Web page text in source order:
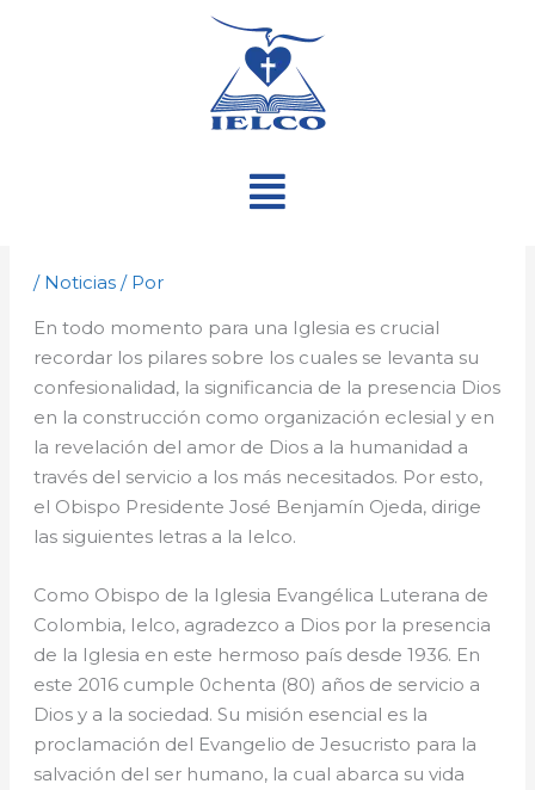
Menú
/ Noticias / Por
En todo momento para una Iglesia es crucial
recordar los pilares sobre los cuales se levanta su
confesionalidad, la significancia de la presencia Dios
en la construcción como organización eclesial y en
la revelación del amor de Dios a la humanidad a
través del servicio a los más necesitados. Por esto,
el Obispo Presidente José Benjamín Ojeda, dirige
las siguientes letras a la Ielco.
Como Obispo de la Iglesia Evangélica Luterana de
Colombia, Ielco, agradezco a Dios por la presencia
de la Iglesia en este hermoso país desde 1936. En
este 2016 cumple 0chenta (80) años de servicio a
Dios y a la sociedad. Su misión esencial es la
proclamación del Evangelio de Jesucristo para la
salvación del ser humano, la cual abarca su vida